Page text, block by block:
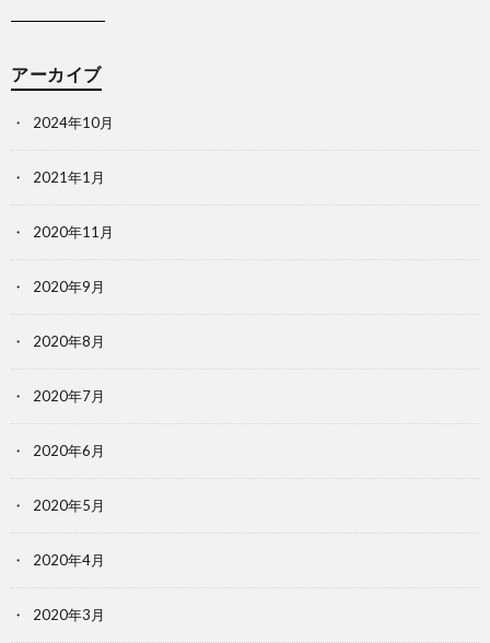
アーカイブ
2024年10月
2021年1月
2020年11月
2020年9月
2020年8月
2020年7月
2020年6月
2020年5月
2020年4月
2020年3月